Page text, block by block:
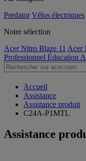
Predator Vélos électriques
Notre sélection
Acer Nitro Blaze 11 Acer
Professionnel Éducation
Accueil
Assistance
Assistance produit
C24A-P1MTL
Assistance